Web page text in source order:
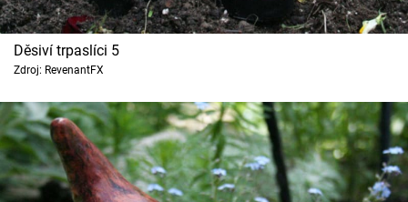
Děsiví trpaslíci 5
Zdroj: RevenantFX